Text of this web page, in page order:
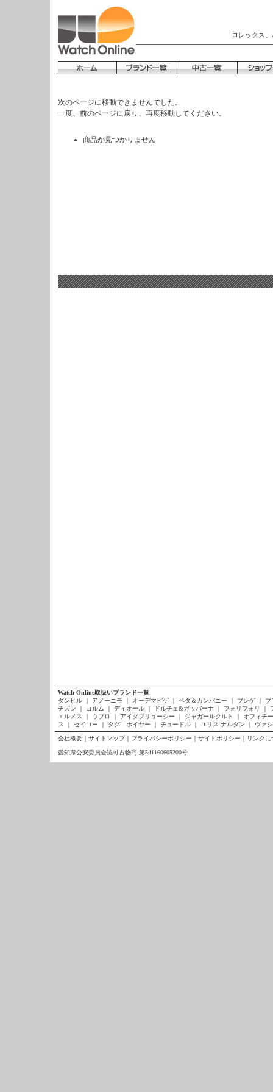
ロレックス
次のページに移動できませんでした。
一度、前のページに戻り、再度移動してください。
商品が見つかりません
Watch Online取扱いブランド一覧
ダンヒル
｜ アノーニモ ｜ オーデマピゲ ｜ ベダ＆カンパニー ｜ ブレゲ ｜
ブ
チズン
｜ コルム ｜ ディオール ｜ ドルチェ&ガッバーナ ｜ フォリフォリ ｜
エルメス
｜ ウブロ ｜ アイダブリューシー ｜ ジャガールクルト ｜
オフィチ
ス
｜ セイコー ｜ タグ ホイヤー ｜ チュードル ｜ ユリス ナルダン ｜ ヴァ
会社概要 ｜ サイトマップ｜ プライバシーポリシー ｜ サイトポリシー ｜ リンクに
愛知県公安委員会認可古物商 第541160605200号